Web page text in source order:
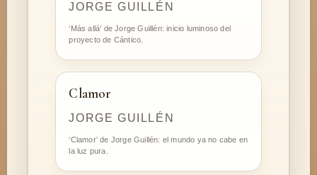
JORGE GUILLÉN
‘Más allá’ de Jorge Guillén: inicio luminoso del
proyecto de Cántico.
Clamor
JORGE GUILLÉN
‘Clamor’ de Jorge Guillén: el mundo ya no cabe en
la luz pura.